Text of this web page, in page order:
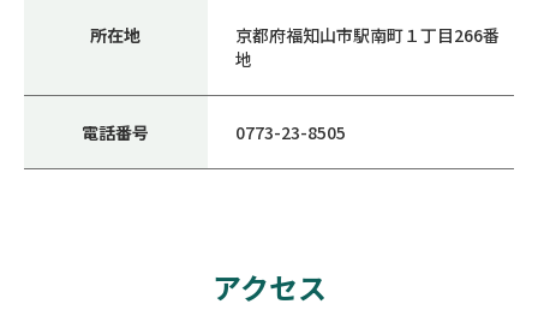
所在地
京都府福知山市駅南町１丁目266番
地
電話番号 0773-23-8505
アクセス